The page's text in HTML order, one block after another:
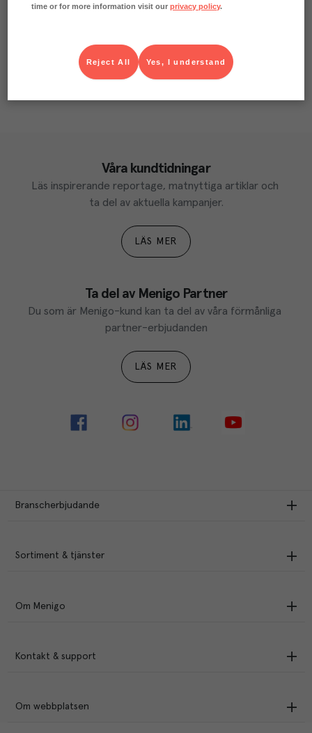
Våra kundtidningar
Läs inspirerande reportage, matnyttiga artiklar och
ta del av aktuella kampanjer.
LÄS MER
Ta del av Menigo Partner
Du som är Menigo-kund kan ta del av våra förmånliga
partner-erbjudanden
LÄS MER
Branscherbjudande
Sortiment & tjänster
Om Menigo
Kontakt & support
Om webbplatsen
time or for more information visit ourprivacy policy.
Yes, I understand
Reject All